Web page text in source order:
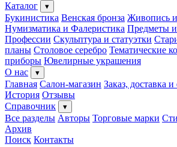
Каталог
▾
Букинистика Венская бронза Живопись
Нумизматика и Фалеристика Предметы
Профессии Скульптура и статуэтки
планы Столовое серебро Тематические
приборы Ювелирные украшения
О нас
▾
Главная Салон-магазин Заказ, доставка и
История Отзывы
Справочник
▾
Все разделы Авторы Торговые марки
Архив
Поиск Контакты